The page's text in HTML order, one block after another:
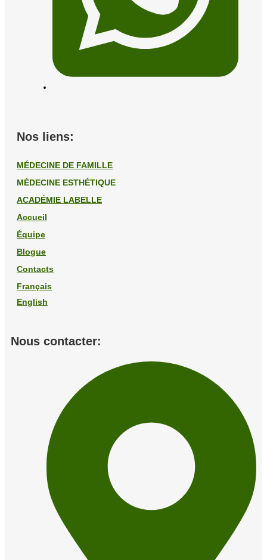
Nos liens:
MÉDECINE DE FAMILLE
MÉDECINE ESTHÉTIQUE
ACADÉMIE LABELLE
Accueil
Équipe
Blogue
Contacts
Français
English
Nous contacter: